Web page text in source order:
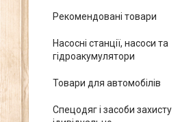
Рекомендовані товари
Насосні станції, насоси та
гідроакумулятори
Товари для автомобілів
Спецодяг і засоби захисту